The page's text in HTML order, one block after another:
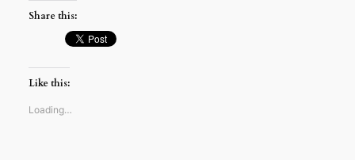
Share this:
Like this:
Loading…